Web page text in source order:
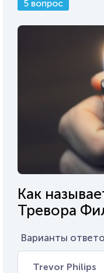
5 вопрос
Как
Тревора
Варианты
Trevor Philips